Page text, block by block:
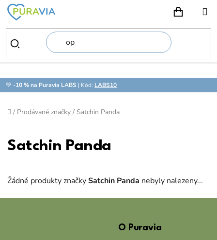
Přejít
obsah
💚 -10 % na Puravia LABS | Kód: LABS10
Domů
/ Prodávané značky / Satchin Panda
Satchin Panda
Žádné produkty značkySatchin Panda nebyly nalezeny...
O Puravia